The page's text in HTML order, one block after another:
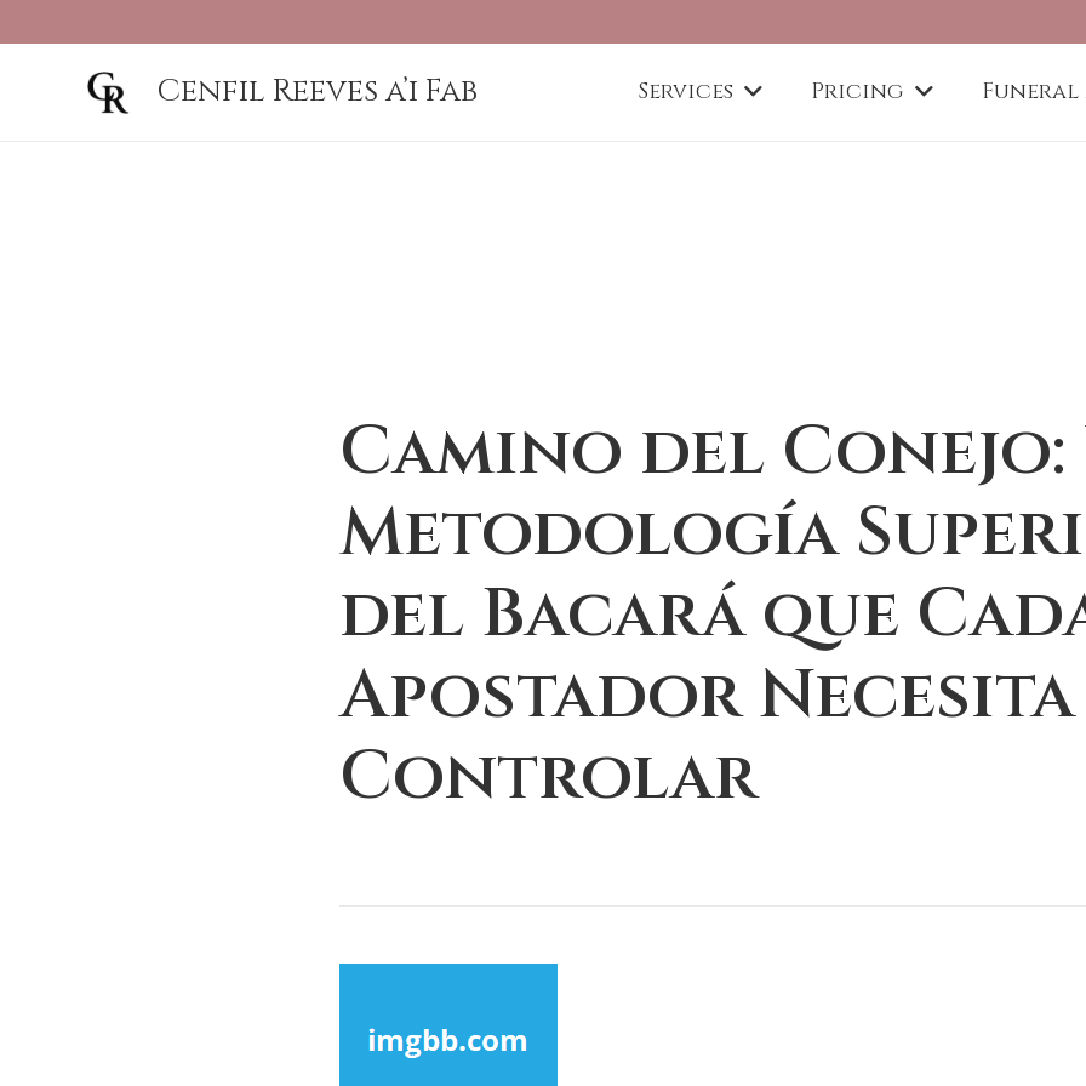
Cenfil Reeves a’i Fab Services Pricing Funeral
Camino del Conejo:
Metodología
del Bacará que
Apostador Necesita
Controlar